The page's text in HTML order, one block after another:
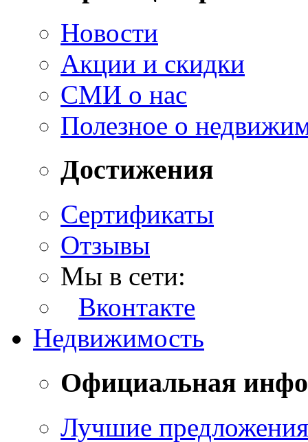
Новости
Акции и скидки
СМИ о нас
Полезное о
Достижения
Сертификаты
Отзывы
Мы в сети:
Вконтакте
Недвижимость
Официальная
Лучшие предложения